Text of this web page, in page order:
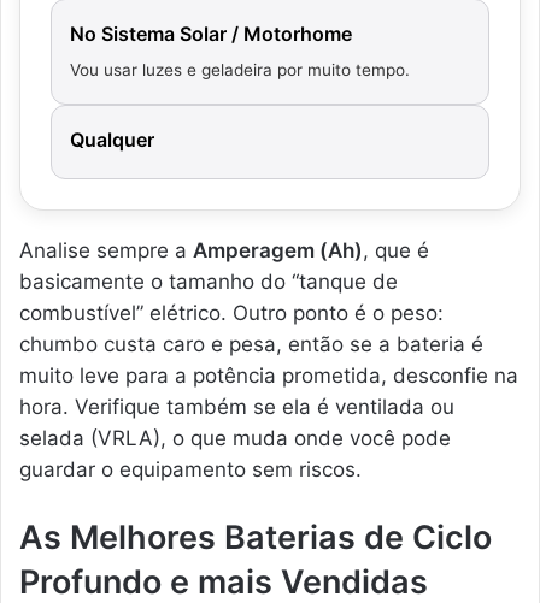
No Sistema Solar / Motorhome
Vou usar luzes e geladeira por muito tempo.
Qualquer
Analise sempre a Amperagem (Ah) , que é
basicamente o tamanho do “tanque de
combustível” elétrico. Outro ponto é o peso:
chumbo custa caro e pesa, então se a bateria é
muito leve para a potência prometida, desconfie na
hora. Verifique também se ela é ventilada ou
selada (VRLA), o que muda onde você pode
guardar o equipamento sem riscos.
As Melhores Baterias de Ciclo
Profundo e mais Vendidas